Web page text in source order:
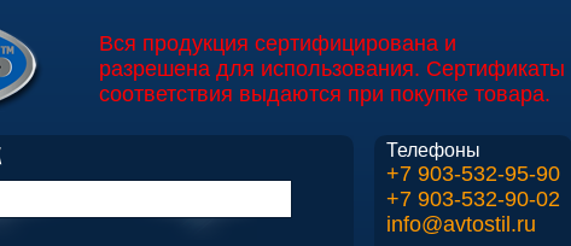
Вся продукция сертифицирована и
разрешена для использования. Сертификаты
соответствия выдаются при покупке товара.
Телефоны
+7 903-532-95-90
+7 903-532-90-02
info@avtostil.ru